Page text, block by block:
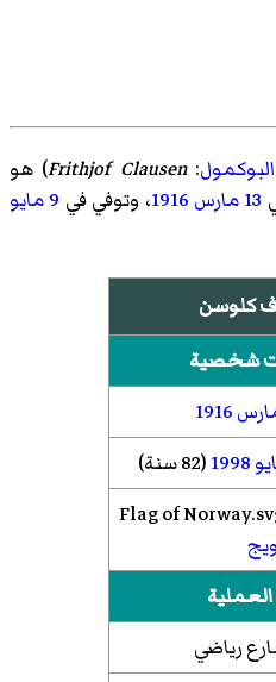
:
Frithjof Clausen)‏ هو
13 مارس 1916، وتوفي في 9 مايو
كلوسن
شخصية
1916
1998(82 سنة)
العملية
رياضي